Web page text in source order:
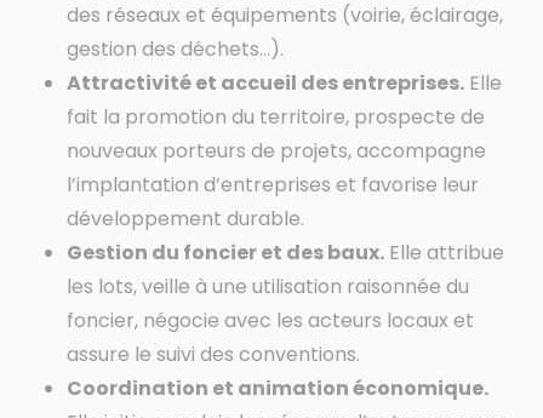
des réseaux et équipements (voirie, éclairage,
gestion des déchets…).
Attractivité et accueil des entreprises. Elle
fait la promotion du territoire, prospecte de
nouveaux porteurs de projets, accompagne
l’implantation d’entreprises et favorise leur
développement durable.
Gestion du foncier et des baux. Elle attribue
les lots, veille à une utilisation raisonnée du
foncier, négocie avec les acteurs locaux et
assure le suivi des conventions.
Coordination et animation économique.